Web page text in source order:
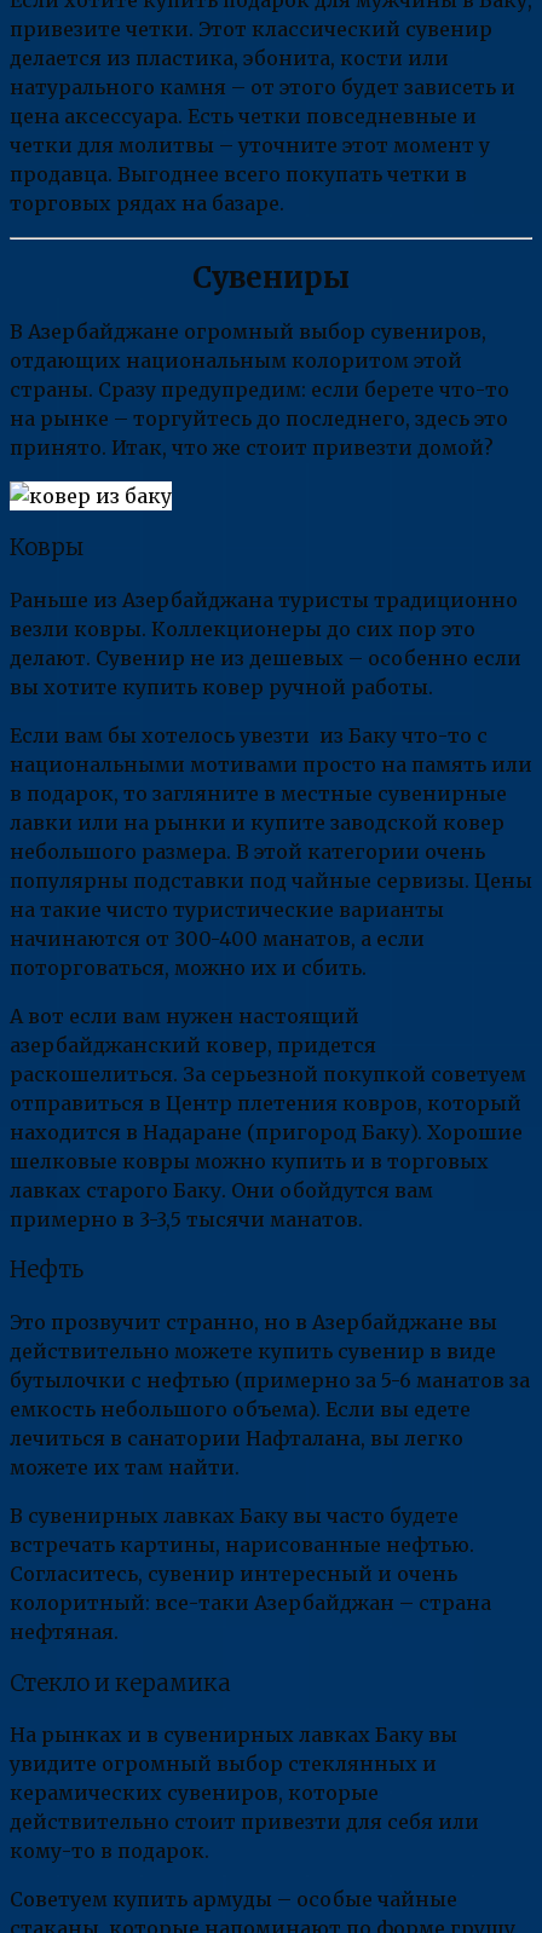
привезите четки. Этот классический сувенир
делается из пластика, эбонита, кости или
натурального камня – от этого будет зависеть и
цена аксессуара. Есть четки повседневные и
четки для молитвы – уточните этот момент у
продавца. Выгоднее всего покупать четки в
торговых рядах на базаре.
Сувениры
В Азербайджане огромный выбор сувениров,
отдающих национальным колоритом этой
страны. Сразу предупредим: если берете что-то
на рынке – торгуйтесь до последнего, здесь это
принято. Итак, что же стоит привезти домой?
Ковры
Раньше из Азербайджана туристы традиционно
везли ковры. Коллекционеры до сих пор это
делают. Сувенир не из дешевых – особенно если
вы хотите купить ковер ручной работы.
Если вам бы хотелось увезти из Баку что-то с
национальными мотивами просто на память или
в подарок, то загляните в местные сувенирные
лавки или на рынки и купите заводской ковер
небольшого размера. В этой категории очень
популярны подставки под чайные сервизы. Цены
на такие чисто туристические варианты
начинаются от 300-400 манатов, а если
поторговаться, можно их и сбить.
А вот если вам нужен настоящий
азербайджанский ковер, придется
раскошелиться. За серьезной покупкой советуем
отправиться в Центр плетения ковров, который
находится в Надаране (пригород Баку). Хорошие
шелковые ковры можно купить и в торговых
лавках старого Баку. Они обойдутся вам
примерно в 3-3,5 тысячи манатов.
Нефть
Это прозвучит странно, но в Азербайджане вы
действительно можете купить сувенир в виде
бутылочки с нефтью (примерно за 5-6 манатов за
емкость небольшого объема). Если вы едете
лечиться в санатории Нафталана, вы легко
можете их там найти.
В сувенирных лавках Баку вы часто будете
встречать картины, нарисованные нефтью.
Согласитесь, сувенир интересный и очень
колоритный: все-таки Азербайджан – страна
нефтяная.
Стекло и керамика
На рынках и в сувенирных лавках Баку вы
увидите огромный выбор стеклянных и
керамических сувениров, которые
действительно стоит привезти для себя или
кому-то в подарок.
Советуем купить армуды – особые чайные